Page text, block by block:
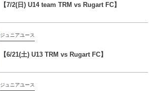
【7/2(日) U14 team TRM vs Rugart FC】
ジュニアユース
【6/21(土) U13 TRM vs Rugart FC】
ジュニアユース